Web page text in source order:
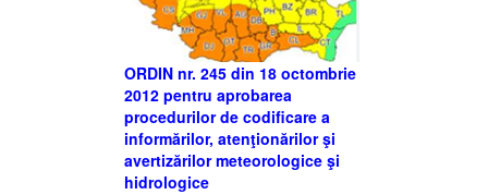
ORDIN nr. 245 din 18 octombrie
2012 pentru aprobarea
procedurilor de codificare a
informărilor, atenţionărilor şi
avertizărilor meteorologice şi
hidrologice